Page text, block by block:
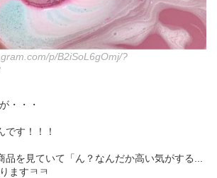
p/B2iSoL6gOmj/?
・・・
です！！！
品を見ていて「ん？なんだか高い気がする...
ますㅋㅋ